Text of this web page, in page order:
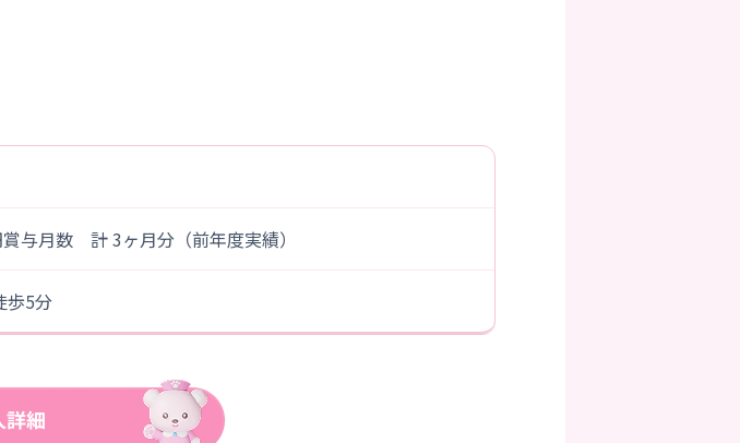
与月数 計 3ヶ月分（前年度実績）
5分